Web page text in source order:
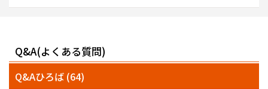
Q&A(よくある質問)
Q&Aひろば (64)